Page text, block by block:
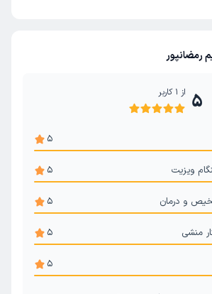
رمضانپور
5 از 1 کاربر
5
ویزیت 5
و درمان 5
منشی 5
5